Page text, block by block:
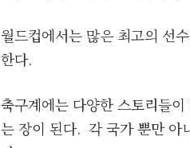
월드컵에서는 많은 최고의 선
한다.
축구계에는 다양한 스토리들
는 장이 된다. 각 국가 뿐만 아